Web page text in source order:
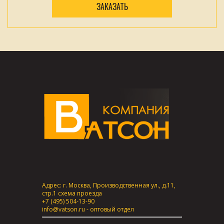
ЗАКАЗАТЬ
Адрес: г. Москва, Производственная ул., д.11,
стр.1 схема проезда
+7 (495) 504-13-90
info@vatson.ru - оптовый отдел